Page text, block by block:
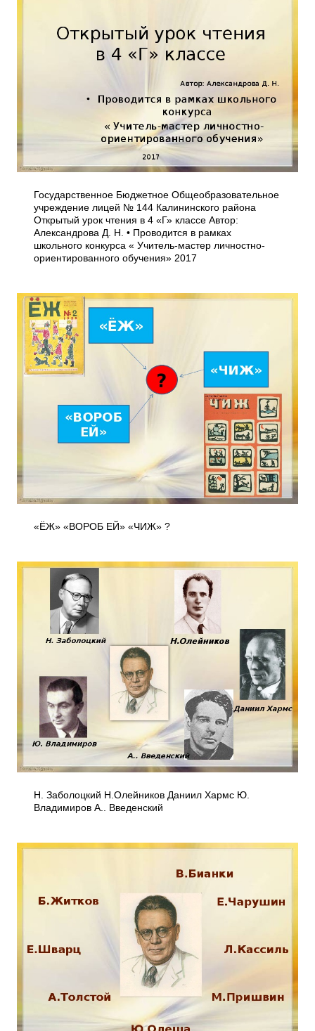
Государственное Бюджетное Общеобразовательное
учреждение лицей № 144 Калининского района
Открытый урок чтения в 4 «Г» классе Автор:
Александрова Д. Н. • Проводится в рамках
школьного конкурса « Учитель-мастер личностно-
ориентированного обучения» 2017
«ЁЖ» «ВОРОБ ЕЙ» «ЧИЖ» ?
Н. Заболоцкий Н.Олейников Даниил Хармс Ю.
Владимиров А.. Введенский